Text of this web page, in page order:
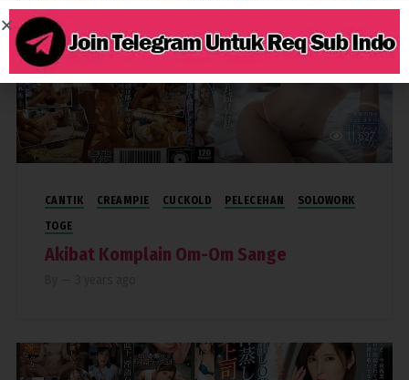
11,627
CANTIK CREAMPIE CUCKOLD PELECEHAN
SOLOWORK
TOGE
Akibat Komplain Om-Om Sange